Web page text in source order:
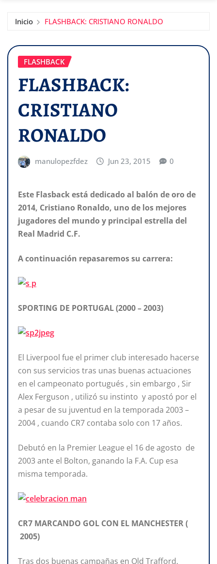
Inicio FLASHBACK: CRISTIANO RONALDO
FLASHBACK
FLASHBACK:
CRISTIANO
RONALDO
manulopezfdez Jun 23, 2015 0
Este Flasback está dedicado al balón de oro de
2014, Cristiano Ronaldo, uno de los mejores
jugadores del mundo y principal estrella del
Real Madrid C.F.
A continuación repasaremos su carrera:
SPORTING DE PORTUGAL (2000 – 2003)
El Liverpool fue el primer club interesado hacerse
con sus servicios tras unas buenas actuaciones
en el campeonato portugués , sin embargo , Sir
Alex Ferguson , utilizó su instinto y apostó por el
a pesar de su juventud en la temporada 2003 –
2004 , cuando CR7 contaba solo con 17 años.
Debutó en la Premier League el 16 de agosto de
2003 ante el Bolton, ganando la F.A. Cup esa
misma temporada.
CR7 MARCANDO GOL CON EL MANCHESTER (
2005)
Tras dos buenas campañas en Old Trafford,